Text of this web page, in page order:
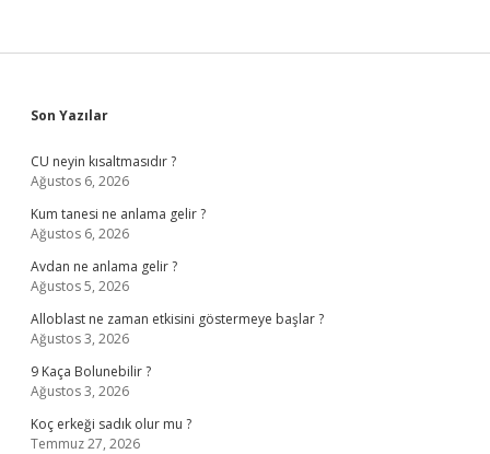
Sidebar
Son Yazılar
CU neyin kısaltmasıdır ?
Ağustos 6, 2026
Kum tanesi ne anlama gelir ?
Ağustos 6, 2026
Avdan ne anlama gelir ?
Ağustos 5, 2026
Alloblast ne zaman etkisini göstermeye başlar ?
Ağustos 3, 2026
9 Kaça Bolunebilir ?
Ağustos 3, 2026
Koç erkeği sadık olur mu ?
Temmuz 27, 2026